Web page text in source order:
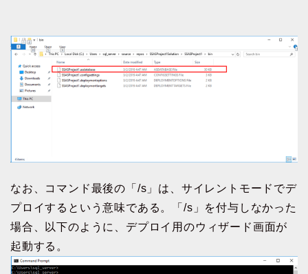
なお、コマンド最後の「/s」は、サイレントモードでデ
プロイするという意味である。「/s」を付与しなかった
場合、以下のように、デプロイ用のウィザード画面が
起動する。